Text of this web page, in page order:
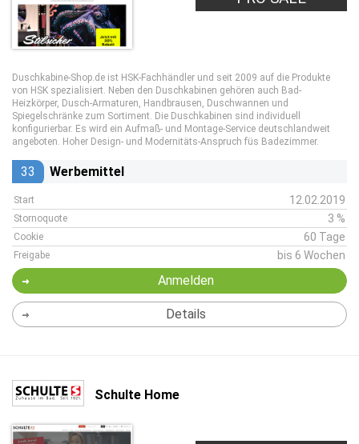
Duschkabine-Shop.de ist HSK-Fachhändler und seit 2009 auf die Produkte
von HSK spezialisiert. Neben den Duschkabinen gehören auch Bad-
Heizkörper, Dusch-Armaturen, Handbrausen, Duschwannen und
Spiegelschränke zum Sortiment. Die Duschkabinen sind individuell
konfigurierbar. Es wird ein Aufmaß- und Montage-Service deutschlandweit
angeboten. Hoher Design- und Modernitäts-Anspruch füs Badezimmer.
33 Werbemittel
Start 12.02.2019
Stornoquote 3 %
Cookie 60 Tage
Freigabe bis 6 Wochen
Anmelden
Details
Schulte Home